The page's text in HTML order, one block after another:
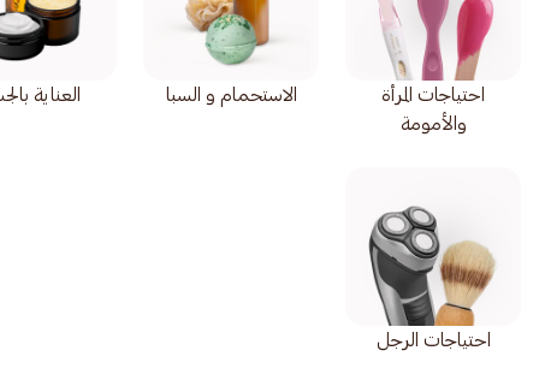
احتياجات المرأة
والأمومة
الاستحمام و السبا العناية
احتياجات الرجل